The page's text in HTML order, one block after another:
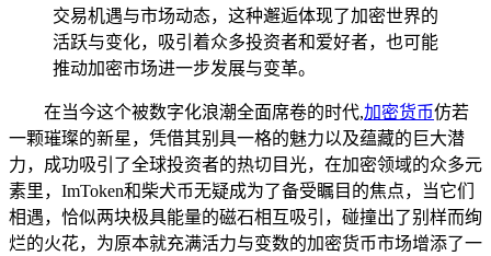
交易机遇与市场动态，这种邂逅体现了加密世界的
活跃与变化，吸引着众多投资者和爱好者，也可能
推动加密市场进一步发展与变革。
在当今这个被数字化浪潮全面席卷的时代,加密货币仿若
一颗璀璨的新星，凭借其别具一格的魅力以及蕴藏的巨大潜
力，成功吸引了全球投资者的热切目光，在加密领域的众多元
素里，ImToken和柴犬币无疑成为了备受瞩目的焦点，当它们
相遇，恰似两块极具能量的磁石相互吸引，碰撞出了别样而绚
烂的火花，为原本就充满活力与变数的加密货币市场增添了一